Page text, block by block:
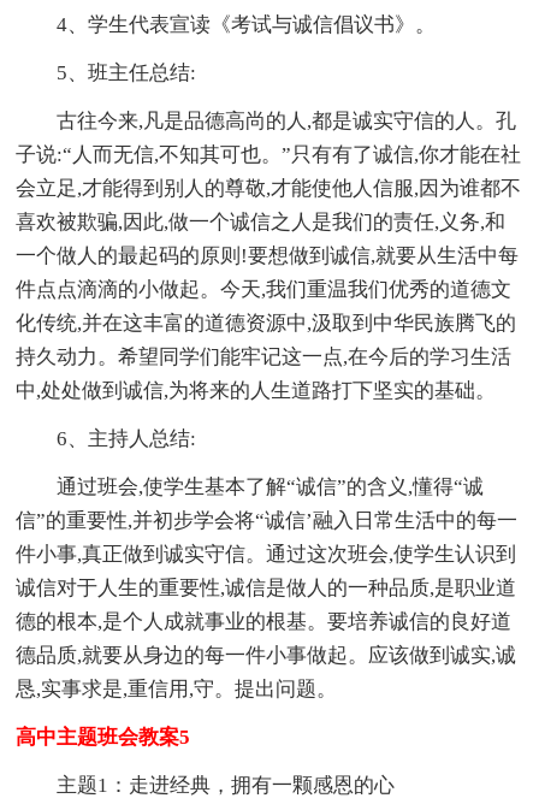
4、学生代表宣读《考试与诚信倡议书》。
5、班主任总结:
古往今来,凡是品德高尚的人,都是诚实守信的人。孔
子说:“人而无信,不知其可也。”只有有了诚信,你才能在社
会立足,才能得到别人的尊敬,才能使他人信服,因为谁都不
喜欢被欺骗,因此,做一个诚信之人是我们的责任,义务,和
一个做人的最起码的原则!要想做到诚信,就要从生活中每
件点点滴滴的小做起。今天,我们重温我们优秀的道德文
化传统,并在这丰富的道德资源中,汲取到中华民族腾飞的
持久动力。希望同学们能牢记这一点,在今后的学习生活
中,处处做到诚信,为将来的人生道路打下坚实的基础。
6、主持人总结:
通过班会,使学生基本了解“诚信”的含义,懂得“诚
信”的重要性,并初步学会将“诚信’融入日常生活中的每一
件小事,真正做到诚实守信。通过这次班会,使学生认识到
诚信对于人生的重要性,诚信是做人的一种品质,是职业道
德的根本,是个人成就事业的根基。要培养诚信的良好道
德品质,就要从身边的每一件小事做起。应该做到诚实,诚
恳,实事求是,重信用,守。提出问题。
高中主题班会教案5
主题1：走进经典，拥有一颗感恩的心